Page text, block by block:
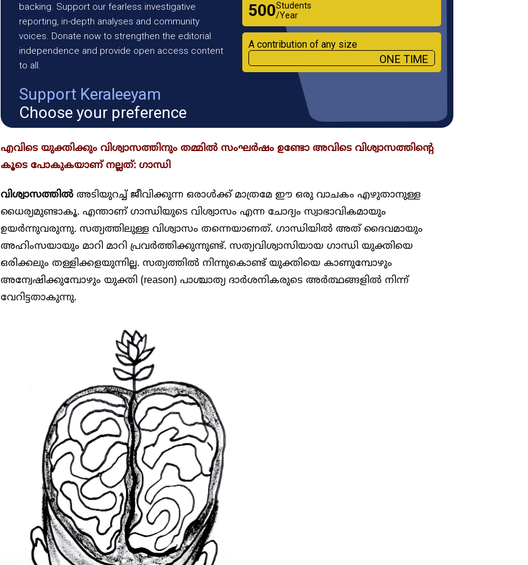
backing. Support our fearless investigative
reporting, in-depth analyses and community
voices. Donate now to strengthen the editorial
independence and provide open access content
to all.
Support Keraleeyam
Choose your preference
₹500Students
/Year
A contribution of any size
ONE TIME
എവിടെ യുക്തിക്കും വിശ്വാസത്തിനും തമ്മിൽ സംഘർഷം ഉണ്ടോ അവിടെ വിശ്വാസത്തിന്റെ
കൂടെ പോകുകയാണ് നല്ലത്: ഗാന്ധി
വിശ്വാസത്തിൽ അടിയുറച്ച് ജീവിക്കുന്ന ഒരാൾക്ക് മാത്രമേ ഈ ഒരു വാചകം എഴുതാനുള്ള
ധൈര്യമുണ്ടാകൂ. എന്താണ് ഗാന്ധിയുടെ വിശ്വാസം എന്ന ചോദ്യം സ്വാഭാവികമായും
ഉയർന്നുവരുന്നു. സത്യത്തിലുള്ള വിശ്വാസം തന്നെയാണത്. ഗാന്ധിയിൽ അത് ദൈവമായും
അഹിംസയായും മാറി മാറി പ്രവർത്തിക്കുന്നുണ്ട്. സത്യവിശ്വാസിയായ ഗാന്ധി യുക്തിയെ
ഒരിക്കലും തള്ളിക്കളയുന്നില്ല. സത്യത്തിൽ നിന്നുകൊണ്ട് യുക്തിയെ കാണുമ്പോഴും
അന്വേഷിക്കുമ്പോഴും യുക്തി (reason) പാശ്ചാത്യ ദാർശനികരുടെ അർത്ഥങ്ങളിൽ നിന്ന്
വേറിട്ടതാകുന്നു.